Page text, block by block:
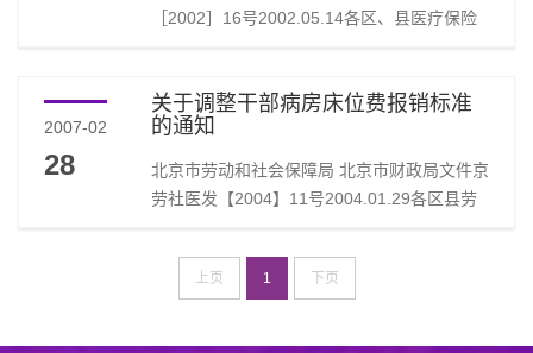
压药、抗贫血药、降血糖药及胰岛素、影响骨
［2002］16号2002.05.14各区、县医疗保险
疗机构的诊疗项目、医疗服务设施范围的管
理，根据北京市劳动和社会保障局等五局关于
印发《北京市基本医疗保险诊疗项目范围管理
暂行办法》（京劳社医发[2001]14号）和《北
2007-02
28
关于调整干部病房床位费报销标准
的通知
北京市劳动和社会保障局 北京市财政局文件京
劳社医发【2004】11号2004.01.29各区县劳
物价局、卫生局印发的《关于改革本市非营利
性医疗机构新建改建病房楼病房床位费审批管
上页 1 下页